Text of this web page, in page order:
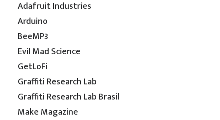
Adafruit Industries
Arduino
BeeMP3
Evil Mad Science
GetLoFi
Graffiti Research Lab
Graffiti Research Lab Brasil
Make Magazine